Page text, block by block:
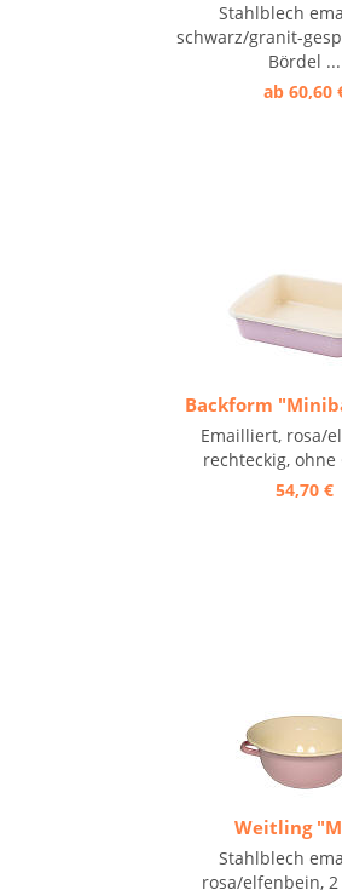
Stahlblech
schwarz/granit-
Bördel ...
ab 60,60
Backform
Emailliert, rosa/
rechteckig, ohne
54,70 €
Weitling
Stahlblech
rosa/elfenbein,